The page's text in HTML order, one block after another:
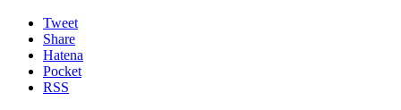
Tweet
Share
Hatena
Pocket
RSS